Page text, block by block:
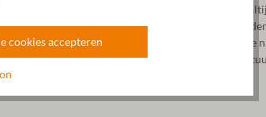
milieu. Het leidende principe van ons bedrijf is
wat tegen de natuur ingaat, kan niet
al generaties lang uitsluitend met materialen die de
gebruiken we natuurlijke materialen zoals kurk,
vilten slippers.
cookies accepteren